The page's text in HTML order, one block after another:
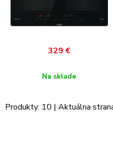
329 €
Na sklade
Produkty: 10 | Aktuálna